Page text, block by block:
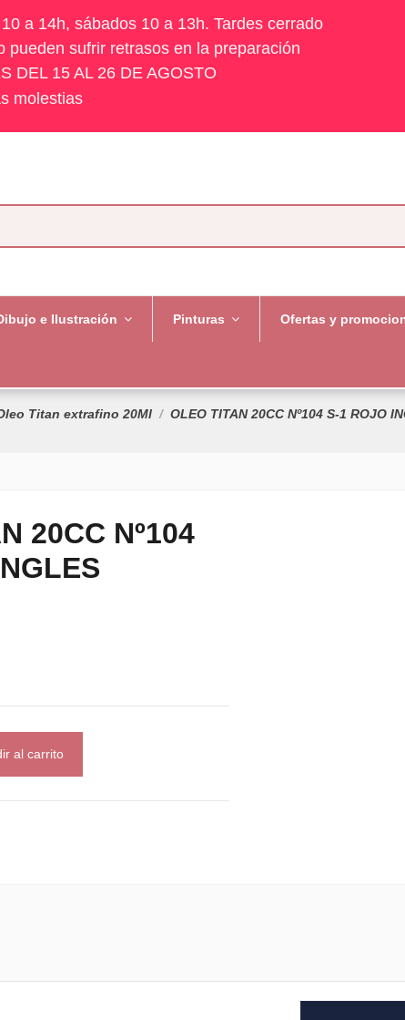
a 14h, sábados 10 a 13h. Tardes cerrado
pueden sufrir retrasos en la preparación
DEL 15 AL 26 DE AGOSTO
molestias
e Ilustración Pinturas Ofertas y
Titan extrafino 20Ml
OLEO TITAN 20CC Nº104 S-1 ROJO
20CC Nº104
al carrito